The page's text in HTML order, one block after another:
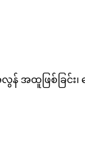
န် အထူဖြစ်ခြင်